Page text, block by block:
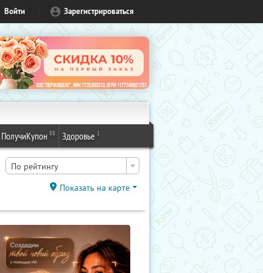
Войти Зарегистрироваться
ПолучиКупон 88 Здоровье 1
По рейтингу
Показать на карте